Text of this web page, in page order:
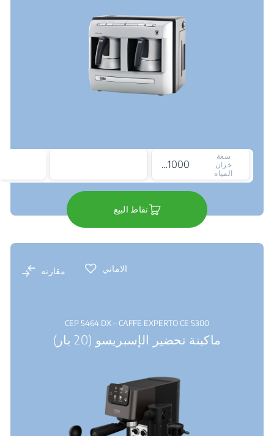
سعة
خزان
المياه
1000 ملي لتر
نقاط البيع
الاماني مقارنه
CEP 5464 DX – CAFFE EXPERTO CE 5300
ماكينة تحضير الإسبريسو (20 بار)